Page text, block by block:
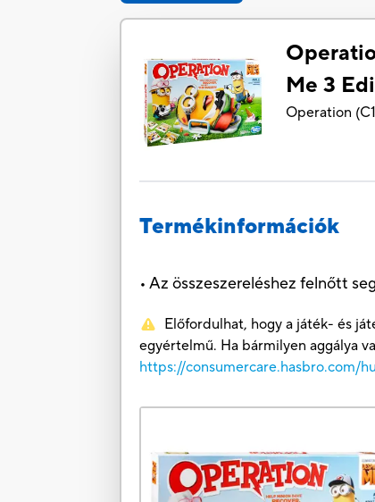
Me 3
Operation (
Termékinformációk
• Az összeszereléshez felnőtt
Előfordulhat, hogy a játék- és
egyértelmű. Ha bármilyen aggálya
https://consumercare.hasbro.com/